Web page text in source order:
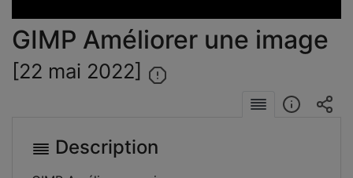
vidéo
GIMP Améliorer une image
[22 mai 2022]
Description